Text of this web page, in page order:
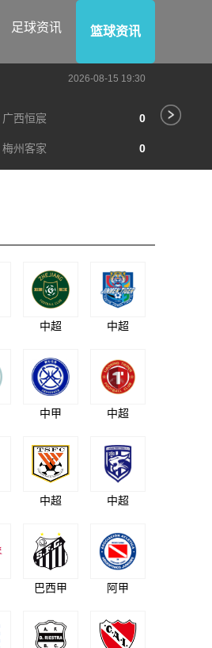
足球资讯 篮球资讯
2026-08-15 19:30
广西恒宸 0
梅州客家 0
中超 中超
中甲 中超
中超 中超
巴西甲 阿甲